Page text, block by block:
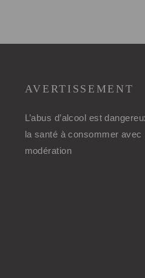
AVERTISSEMENT
L’abus d’alcool est
la santé à consommer avec
modération